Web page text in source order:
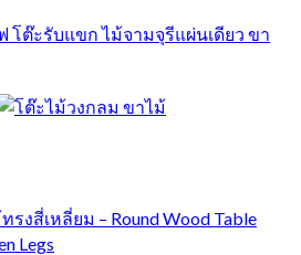
โต๊ะรับแขก ไม้จามจุรีแผ่นเดียว ขา
งสี่เหลี่ยม – Round Wood Table
Legs